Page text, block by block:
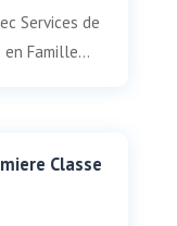
Services de
en Famille...
Classe